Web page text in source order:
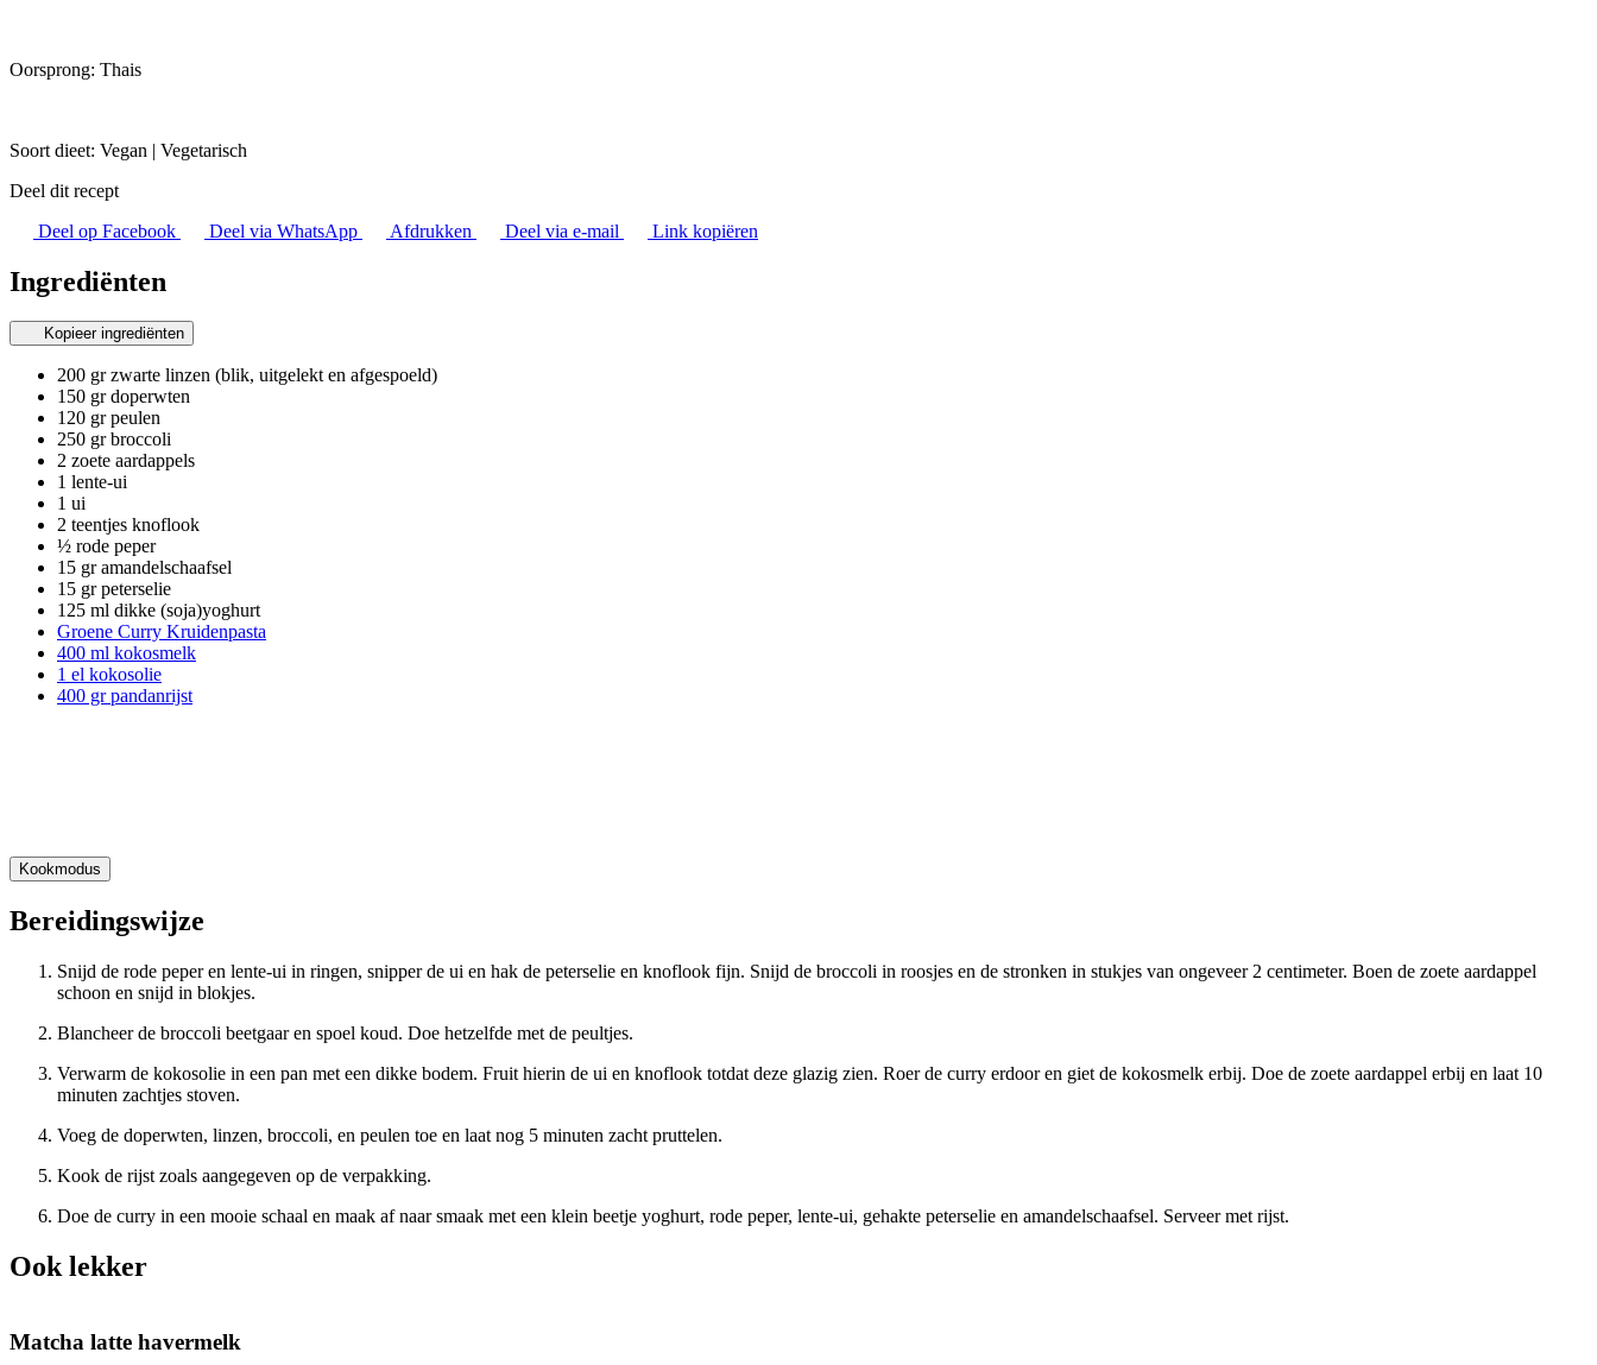
Oorsprong: Thais
Soort dieet: Vegan | Vegetarisch
Deel dit recept
Deel op Facebook
Deel via WhatsApp Afdrukken Deel via e-mail Link kopiëren
Ingrediënten
Kopieer ingrediënten
200 gr zwarte linzen (blik, uitgelekt en afgespoeld)
150 gr doperwten
120 gr peulen
250 gr broccoli
2 zoete aardappels
1 lente-ui
1 ui
2 teentjes knoflook
½ rode peper
15 gr amandelschaafsel
15 gr peterselie
125 ml dikke (soja)yoghurt
Groene Curry Kruidenpasta
400 ml kokosmelk
1 el kokosolie
400 gr pandanrijst
Kookmodus
Bereidingswijze
Snijd de rode peper en lente-ui in ringen, snipper de ui en hak de peterselie en knoflook fijn. Snijd de broccoli in roosjes en de stronken in stukjes van ongeveer 2 centimeter. Boen de zoete aardappel
schoon en snijd in blokjes.
Blancheer de broccoli beetgaar en spoel koud. Doe hetzelfde met de peultjes.
Verwarm de kokosolie in een pan met een dikke bodem. Fruit hierin de ui en knoflook totdat deze glazig zien. Roer de curry erdoor en giet de kokosmelk erbij. Doe de zoete aardappel erbij en laat 10
minuten zachtjes stoven.
Voeg de doperwten, linzen, broccoli, en peulen toe en laat nog 5 minuten zacht pruttelen.
Kook de rijst zoals aangegeven op de verpakking.
Doe de curry in een mooie schaal en maak af naar smaak met een klein beetje yoghurt, rode peper, lente-ui, gehakte peterselie en amandelschaafsel. Serveer met rijst.
Ook lekker
Matcha latte havermelk